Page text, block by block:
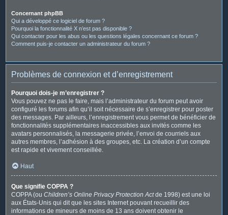
Concernant phpBB
Qui a développé ce logiciel de forum ?
Pourquoi la fonctionnalité X n’est pas disponible ?
Qui contacter pour les abus ou les questions légales concernant ce forum ?
Comment puis-je contacter un administrateur du forum ?
Problèmes de connexion et d’enregistrement
Pourquoi dois-je m’enregistrer ?
Vous pouvez ne pas le faire, mais l’administrateur du forum peut avoir
configuré les forums afin qu’il soit nécessaire de s’enregistrer pour poster
des messages. Par ailleurs, l’enregistrement vous permet de bénéficier de
fonctionnalités supplémentaires inaccessibles aux invités comme les
avatars personnalisés, la messagerie privée, l’envoi de courriels aux
autres membres, l’adhésion à des groupes, etc. La création d’un compte
est rapide et vivement conseillée.
Haut
Que signifie COPPA ?
COPPA (ou Children’s Online Privacy Protection Actde 1998) est une loi
aux États-Unis qui dit que les sites Internet pouvant recueillir des
informations de mineurs de moins de 13 ans doivent obtenir le